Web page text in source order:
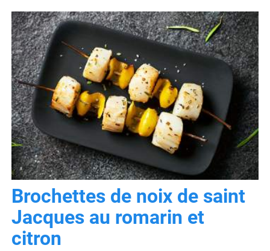
Brochettes de noix de saint
Jacques au romarin et
citron